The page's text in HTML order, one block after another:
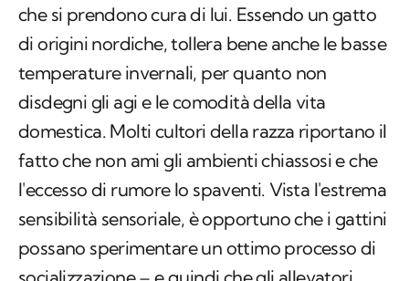
che si prendono cura di lui. Essendo un gatto
di origini nordiche, tollera bene anche le basse
temperature invernali, per quanto non
disdegni gli agi e le comodità della vita
domestica. Molti cultori della razza riportano il
fatto che non ami gli ambienti chiassosi e che
l'eccesso di rumore lo spaventi. Vista l'estrema
sensibilità sensoriale, è opportuno che i gattini
possano sperimentare un ottimo processo di